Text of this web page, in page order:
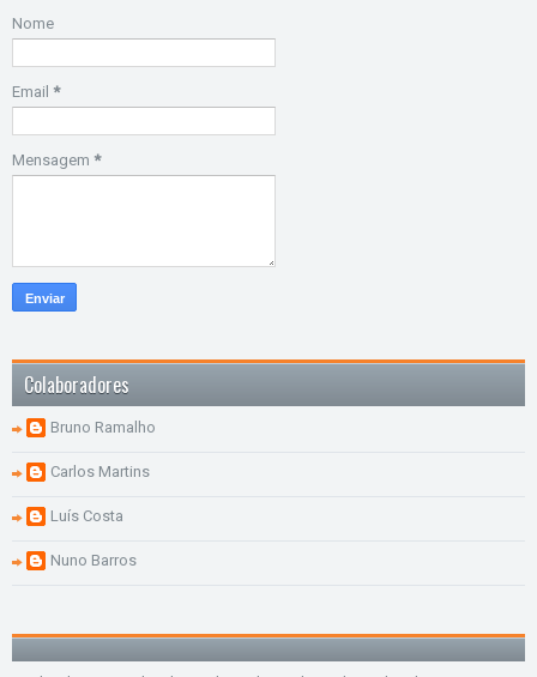
Nome
Email *
Mensagem *
Colaboradores
Bruno Ramalho
Carlos Martins
Luís Costa
Nuno Barros